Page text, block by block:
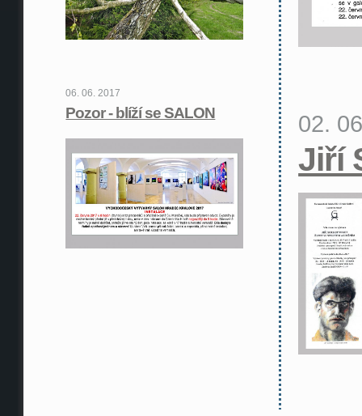
06. 06. 2017
Pozor - blíží se SALON 02.
Jiří